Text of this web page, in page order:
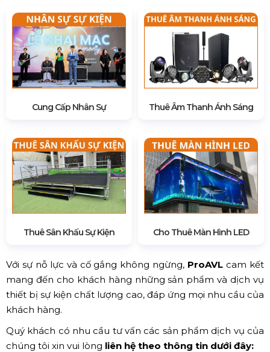
Cung Cấp Nhân Sự Thuê Âm Thanh Ánh Sáng
Thuê Sân Khấu Sự Kiện Cho Thuê Màn Hình LED
Với sự nỗ lực và cố gắng không ngừng, ProAVL cam kết
mang đến cho khách hàng những sản phẩm và dịch vụ
thiết bị sự kiện chất lượng cao, đáp ứng mọi nhu cầu của
khách hàng.
Quý khách có nhu cầu tư vấn các sản phẩm dịch vụ của
chúng tôi xin vui lòng liên hệ theo thông tin dưới đây: